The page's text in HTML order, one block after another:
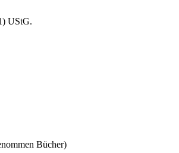
UStG.
Bücher)